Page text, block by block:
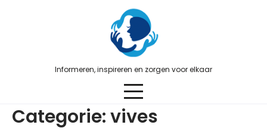
Informeren, inspireren en zorgen voor elkaar
Categorie:vives